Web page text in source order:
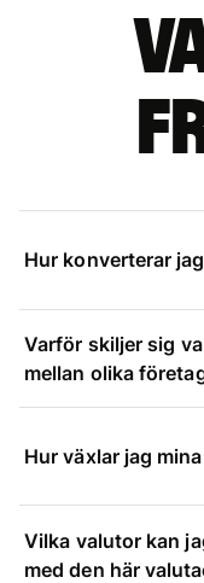
Hur konverterar
Varför skiljer sig
mellan olika
Hur växlar jag
Vilka valutor kan
med den här